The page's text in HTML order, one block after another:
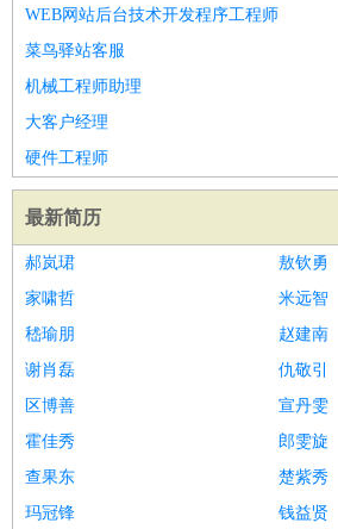
WEB网站后台技术开发程序工程师
菜鸟驿站客服
机械工程师助理
大客户经理
硬件工程师
最新简历
郝岚珺
敖钦勇
家啸哲
米远智
嵇瑜朋
赵建南
谢肖磊
仇敬引
区博善
宣丹雯
霍佳秀
郎雯旋
查果东
楚紫秀
玛冠锋
钱益贤